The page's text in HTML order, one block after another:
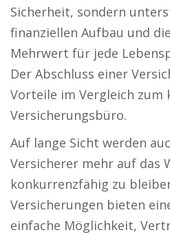
Sicherheit, sondern
finanziellen Aufbau und
Mehrwert für jede
Der Abschluss einer
Vorteile im Vergleich zum
Versicherungsbüro.
Auf lange Sicht werden
Versicherer mehr auf das
konkurrenzfähig zu
Versicherungen bieten
einfache Möglichkeit,